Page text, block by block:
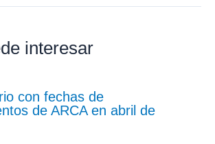
interesar
con fechas de
de ARCA en abril de